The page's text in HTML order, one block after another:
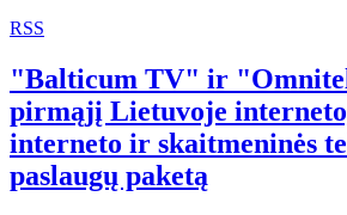
RSS
"Balticum TV" ir
pirmąjį Lietuvoje
interneto ir skaitmeninės
paslaugų paketą